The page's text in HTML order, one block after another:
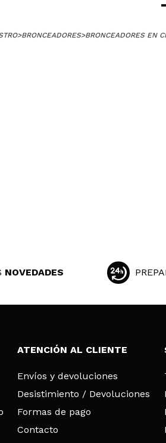
>BRONCEADORES>BRONCEADORES EN
NOVEDADES
ATENCIÓN AL CLIENTE
Envíos y devoluciones
Desistimiento / Devoluciones
Formas de pago
Contacto